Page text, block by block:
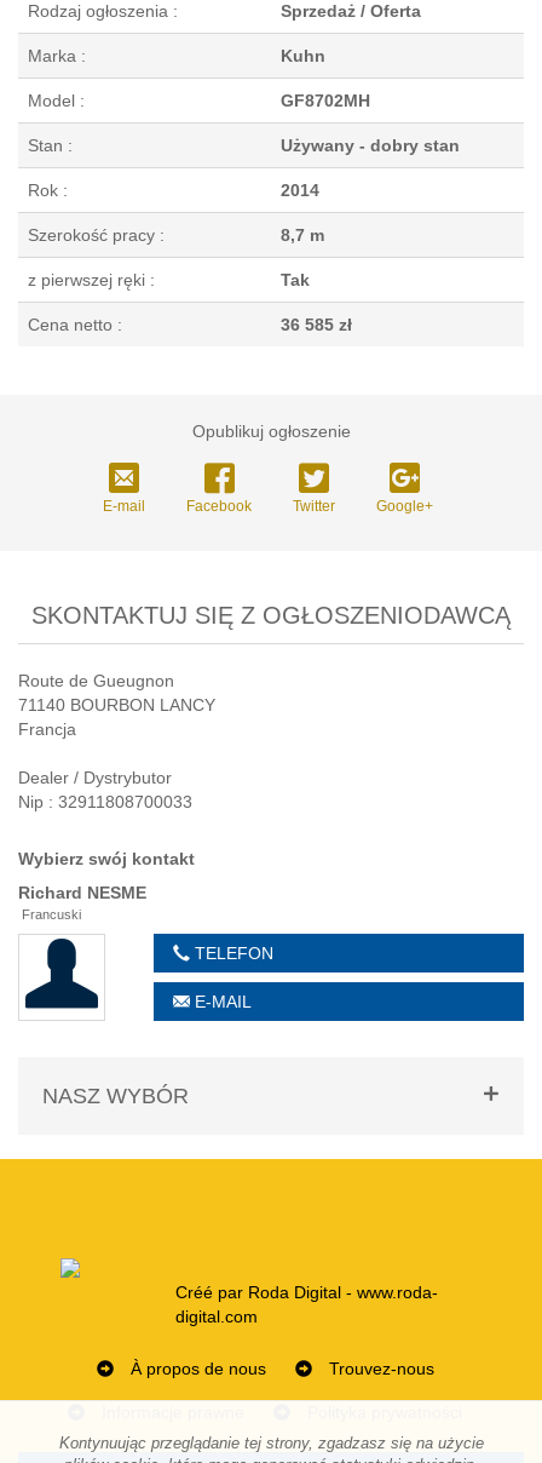
Kontynuując przeglądanie tej strony, zgadzasz się na użycie
Rodzaj ogłoszenia : Sprzedaż / Oferta
Marka : Kuhn
Model : GF8702MH
Stan : Używany - dobry stan
Rok : 2014
Szerokość pracy : 8,7 m
z pierwszej ręki : Tak
Cena netto : 36 585 zł
Opublikuj ogłoszenie
E-mail Facebook Twitter Google+
SKONTAKTUJ SIĘ Z OGŁOSZENIODAWCĄ
Route de Gueugnon
71140 BOURBON LANCY
Francja
Dealer / Dystrybutor
Nip : 32911808700033
Wybierz swój kontakt
Richard NESME
Francuski
TELEFON
E-MAIL
NASZ WYBÓR
Créé par Roda Digital - www.roda-
digital.com
À propos de nous Trouvez-nous